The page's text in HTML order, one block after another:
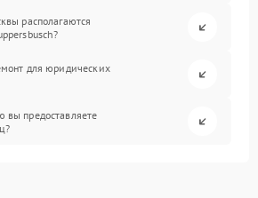
располагаются
для юридических
предоставляете